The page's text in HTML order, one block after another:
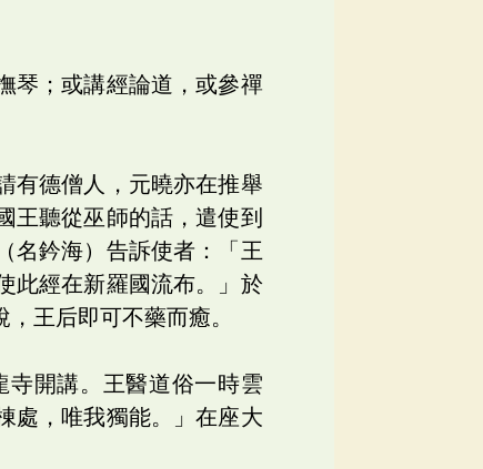
琴；或講經論道，或參禪
有德僧人，元曉亦在推舉
王聽從巫師的話，遣使到
名鈐海）告訴使者：「王
此經在新羅國流布。」於
王后即可不藥而癒。
寺開講。王醫道俗一時雲
處，唯我獨能。」在座大